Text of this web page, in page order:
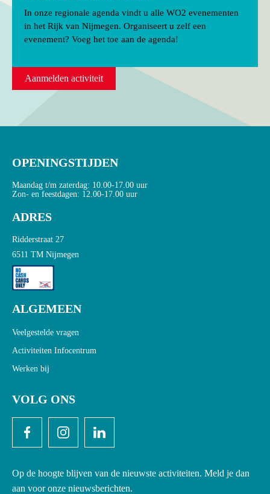
In onze regionale agenda vindt u alle WO2 evenementen
in het Rijk van Nijmegen. Organiseert u zelf een
evenement? Voeg het toe aan de agenda!
Aanmelden activiteit
OPENINGSTIJDEN
Maandag t/m zaterdag: 10.00-17.00 uur
Zon- en feestdagen: 12.00-17.00 uur
ADRES
Ridderstraat 27
6511 TM Nijmegen
ALGEMEEN
Veelgestelde vragen
Activiteiten Infocentrum
Werken bij
VOLG ONS
Op de hoogte blijven van de nieuwste activiteiten. Meld je dan
aan voor onze nieuwsberichten.